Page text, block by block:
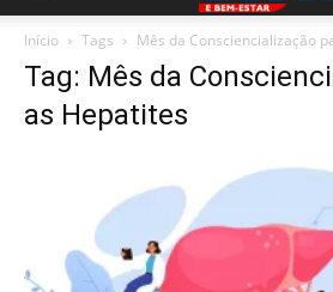
Início Tags Mês da Consciencialização
Tag: Mês da
as Hepatites